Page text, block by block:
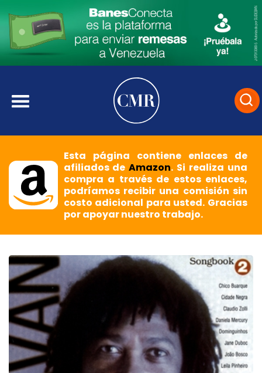
Esta página contiene enlaces de
afiliados deAmazon. Si realiza una
compra a través de estos enlaces,
podríamos recibir una comisión sin
costo adicional para usted. Gracias
por apoyar nuestro trabajo.